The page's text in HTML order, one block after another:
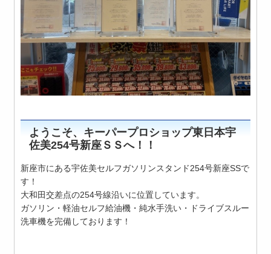
ようこそ、キーパープロショップ東日本宇
佐美254号新座ＳＳへ！！
新座市にある宇佐美セルフガソリンスタンド254号新座SSで
す！
大和田交差点の254号線沿いに位置しています。
ガソリン・軽油セルフ給油機・純水手洗い・ドライブスルー
洗車機を完備しております！